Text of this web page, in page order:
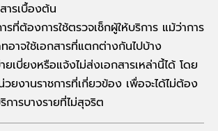
ารเบื้องต้น
รที่ต้องการใช้ตรวจเช็กผู้ให้บริการ แม้ว่าการ
ทอาจใช้เอกสารที่แตกต่างกันไปบ้าง
ยเบี่ยงหรือแจ้งไม่ส่งเอกสารเหล่านี้ได้ โดย
วยงานราชการที่เกี่ยวข้อง เพื่อจะได้ไม่ต้อง
การบางรายที่ไม่สุจริต